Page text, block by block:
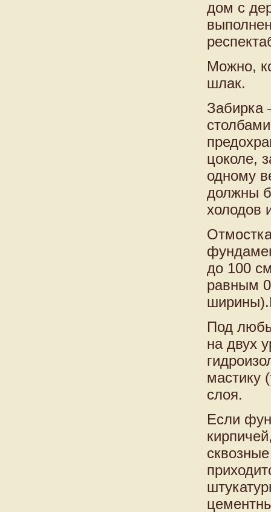
дом с
Можно,
шлак.
Забирка
цоколе,
одному
должны
холодов
до 100
равным
Под
на двух
мастику
слоя.
Если